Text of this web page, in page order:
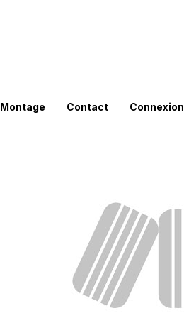
Montage Contact Connexion